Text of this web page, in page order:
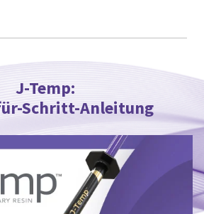
J-Temp:
Schritt-Anleitung